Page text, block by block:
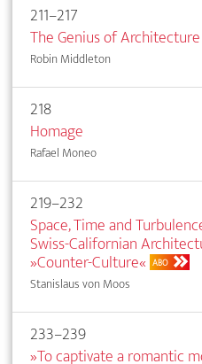
211–217
The Genius of Architecture
Robin Middleton
218
Homage
Rafael Moneo
219–232
Space, Time and
Swiss-Californian
»Counter-Culture« ABO
Stanislaus von Moos
233–239
»To captivate a romantic